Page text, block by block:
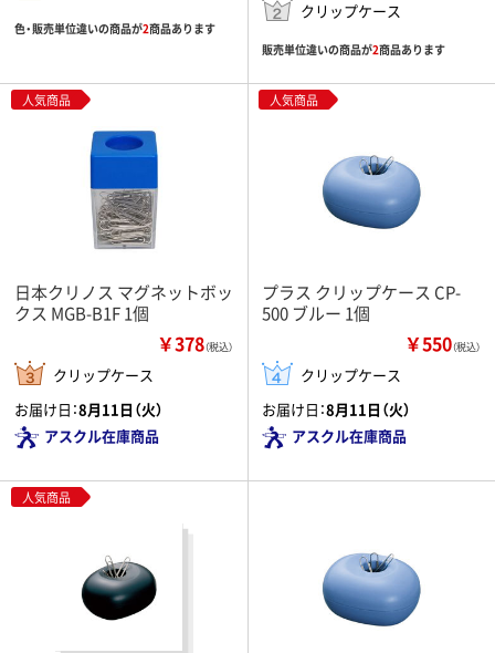
色・販売単位違いの商品が2商品あります
クリップケース
販売単位違いの商品が2商品あります
人気商品
日本クリノス マグネットボッ
クス MGB-B1F 1個
￥378（税込）
クリップケース
お届け日：8月11日（火）
アスクル在庫商品
人気商品
プラス クリップケース CP-
500 ブルー 1個
￥550（税込）
クリップケース
お届け日：8月11日（火）
アスクル在庫商品
人気商品